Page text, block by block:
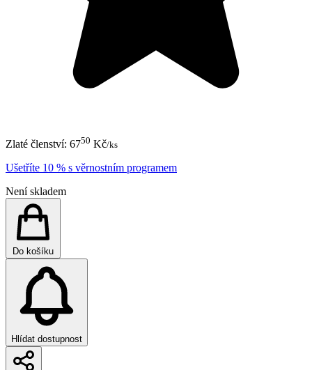
Zlaté členství: 6750 Kč/ks
Ušetříte 10 % s věrnostním programem
Není skladem
Do košíku
Hlídat dostupnost